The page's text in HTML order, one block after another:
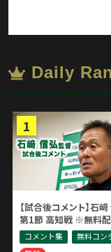
Daily
【試合後コメント】石
第1節 高知戦 ※無料
コメント集
無料コン